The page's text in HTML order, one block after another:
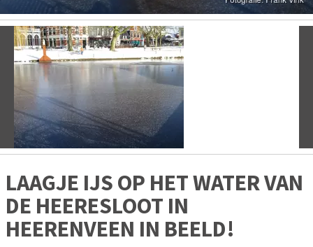
LAAGJE IJS OP HET WATER VAN
DE HEERESLOOT IN
HEERENVEEN IN BEELD!